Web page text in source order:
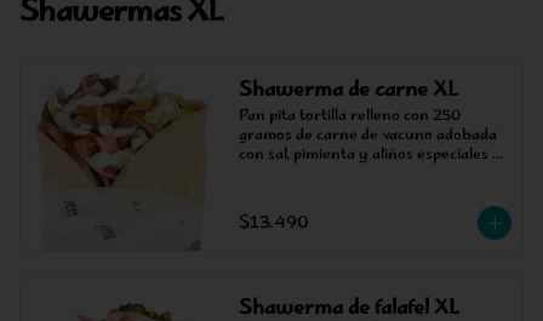
Shawermas XL
Shawerma de carne XL
Pan pita tortilla relleno con 250
gramos de carne de vacuno adobada
con sal, pimienta y aliños especiales
cebolla árabe y lechuga.
$13.490
Shawerma de falafel XL